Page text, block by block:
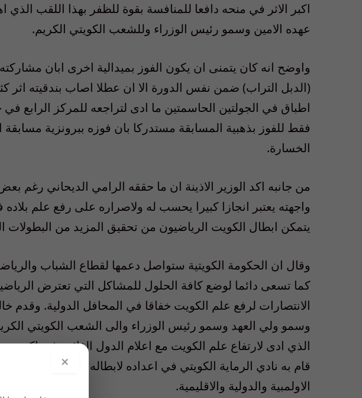
اكبر الاثر في منحه دافعا للمنافسة بقوة للظفر بهذا اللقب
عهده الامين وسمو رئيس الوزراء وللشعب الكويتي الكريم.
واوضح انه كان يتمنى ان يكون الفوز بميدالية اخرى ابان
(الدبل التراب) ضمن نفس الدورة الا ان عطلا اصاب بندقيته اثر
اطباق في الجولتين الحاسمتين ما ادى لتراجعه للمركز الرابع في
فقط للفوز بذهبية المسابقة مستدركا بان فوزه ببرونزية
الخسارة.
من جانبه اكد الوزير الاذينة ان ما حققه الرامي الديحاني رغم
واجهته يعتبر انجازا كبيرا يحسب له ولاصراره على رفع علم بلاده
يتمكن ابطال الكويت الرياضيون من تحقيق المزيد من البطولات
وقال ان الحكومة الكويتية ستواصل دعمها لقطاع الشباب
كما تسعى دائما لوضع كافة الحلول للمشاكل التي تعترض
الانتصارات لرفع علم الكويت خفاقا في المحافل الدولية. وقدم
وسمو ولي العهد وسمو رئيس الوزراء والى الشعب الكويتي الكريم
الذي ادى لارتفاع علم الكويت مع اعلام الدول الفائزة في اكبر
قام به نادي الرماية الكويتي في اعداده لابطاله الذين حققوا
الاولمبية والدولية والاقليمية.
×